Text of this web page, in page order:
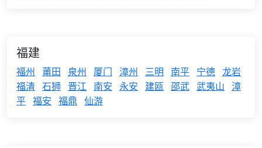
福建
福州 莆田 泉州 厦门 漳州 三明 南平 宁德 龙岩
福清 石狮 晋江 南安 永安 建瓯 邵武 武夷山
漳
平 福安 福鼎 仙游